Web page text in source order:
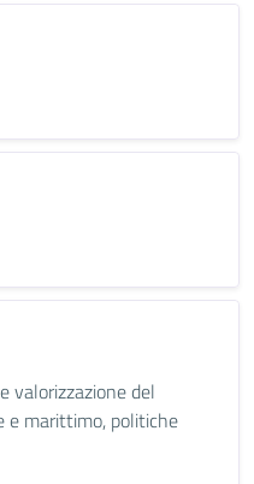
valorizzazione del
e marittimo, politiche